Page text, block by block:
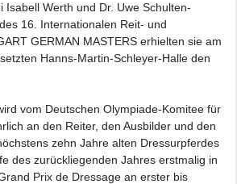
Isabell Werth und Dr. Uwe Schulten-
16. Internationalen Reit- und
GERMAN MASTERS erhielten sie am
Hanns-Martin-Schleyer-Halle den
vom Deutschen Olympiade-Komitee für
an den Reiter, den Ausbilder und den
zehn Jahre alten Dressurpferdes
des zurückliegenden Jahres erstmalig in
Prix de Dressage an erster bis